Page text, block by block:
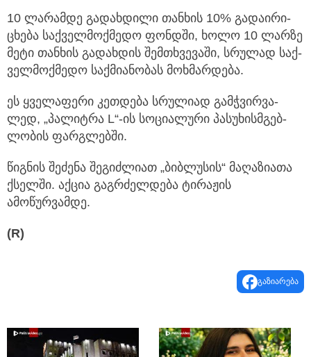
10 ლა­რამ­დე გა­დახ­დი­ლი თან­ხის 10% გა­და­ი­რი­
ცხე­ბა საქ­ველ­მოქ­მე­დო ფონდში, ხოლო 10 ლარ­ზე
მეტი თან­ხის გა­დახ­დის შემ­თხვე­ვა­ში, სრუ­ლად საქ­
ველ­მოქ­მე­დო საქ­მი­ა­ნო­ბას მოხ­მარ­დე­ბა.
ეს ყვე­ლა­ფე­რი კეთ­დე­ბა სრუ­ლი­ად გამჭვირ­ვა­
ლედ, „პა­ლიტ­რა L“-ის სო­ცი­ა­ლუ­რი პა­სუ­ხის­მგებ­
ლო­ბის ფარ­გლებ­ში.
წიგნის შეძენა შეგიძლიათ „ბიბლუსის“ მაღაზიათა
ქსელში. აქცია გაგრძელდება ტირაჟის
ამოწურვამდე.
(R)
გაზიარება